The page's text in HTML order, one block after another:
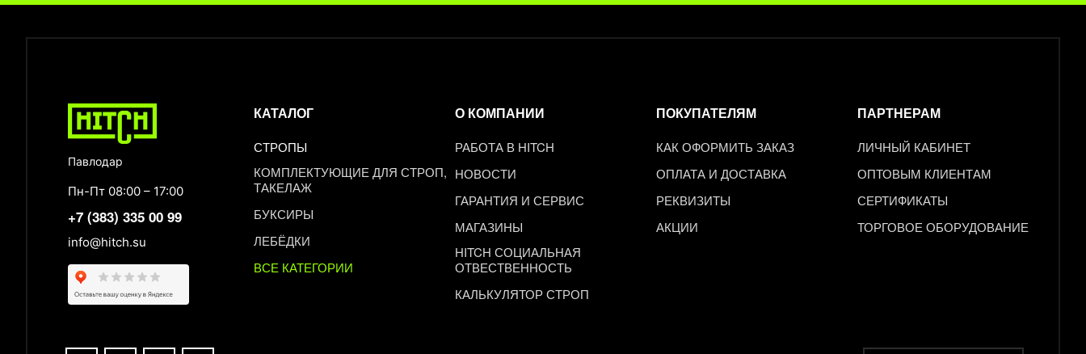
Павлодар
Пн-Пт 08:00 – 17:00
+7 (383) 335 00 99
info@hitch.su
КАТАЛОГ
СТРОПЫ
КОМПЛЕКТУЮЩИЕ ДЛЯ СТРОП,
ТАКЕЛАЖ
БУКСИРЫ
ЛЕБЁДКИ
ВСЕ КАТЕГОРИИ
О КОМПАНИИ
РАБОТА В HITCH
НОВОСТИ
ГАРАНТИЯ И СЕРВИС
МАГАЗИНЫ
HITCH СОЦИАЛЬНАЯ
ОТВЕСТВЕННОСТЬ
КАЛЬКУЛЯТОР СТРОП
ПОКУПАТЕЛЯМ
КАК ОФОРМИТЬ ЗАКАЗ
ОПЛАТА И ДОСТАВКА
РЕКВИЗИТЫ
АКЦИИ
ПАРТНЕРАМ
ЛИЧНЫЙ КАБИНЕТ
ОПТОВЫМ КЛИЕНТАМ
СЕРТИФИКАТЫ
ТОРГОВОЕ ОБОРУДОВАНИЕ